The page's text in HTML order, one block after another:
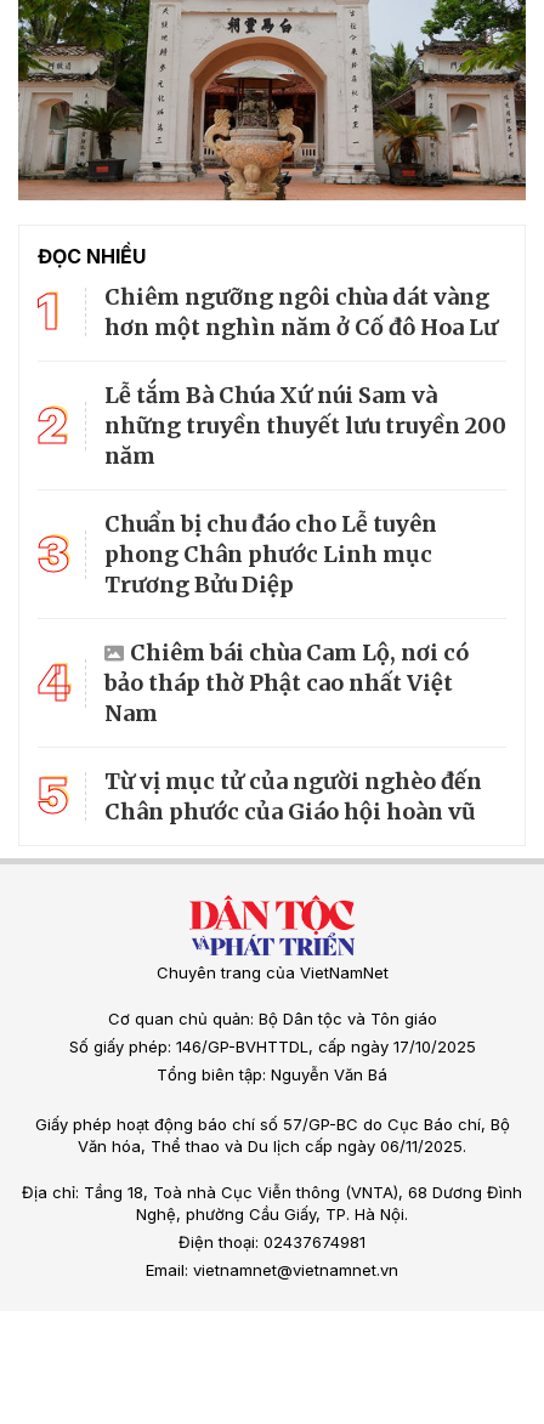
ĐỌC NHIỀU
1
Chiêm ngưỡng ngôi chùa dát vàng
hơn một nghìn năm ở Cố đô Hoa Lư
2
Lễ tắm Bà Chúa Xứ núi Sam và
những truyền thuyết lưu truyền 200
năm
3
Chuẩn bị chu đáo cho Lễ tuyên
phong Chân phước Linh mục
Trương Bửu Diệp
4
Chiêm bái chùa Cam Lộ, nơi có
bảo tháp thờ Phật cao nhất Việt
Nam
5
Từ vị mục tử của người nghèo đến
Chân phước của Giáo hội hoàn vũ
Chuyên trang của VietNamNet
Cơ quan chủ quản: Bộ Dân tộc và Tôn giáo
Số giấy phép: 146/GP-BVHTTDL, cấp ngày 17/10/2025
Tổng biên tập: Nguyễn Văn Bá
Giấy phép hoạt động báo chí số 57/GP-BC do Cục Báo chí, Bộ
Văn hóa, Thể thao và Du lịch cấp ngày 06/11/2025.
Địa chỉ: Tầng 18, Toà nhà Cục Viễn thông (VNTA), 68 Dương Đình
Nghệ, phường Cầu Giấy, TP. Hà Nội.
Điện thoại: 02437674981
Email: vietnamnet@vietnamnet.vn